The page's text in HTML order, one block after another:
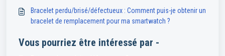
Bracelet perdu/brisé/défectueux : Comment puis-je obtenir un
bracelet de remplacement pour ma smartwatch ?
Vous pourriez être intéressé par -